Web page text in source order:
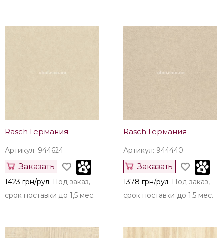
Rasch Германия
Артикул: 944624
Заказать
1423 грн/рул. Под заказ,
срок поставки до 1,5 мес.
Rasch Германия
Артикул: 944440
Заказать
1378 грн/рул. Под заказ,
срок поставки до 1,5 мес.